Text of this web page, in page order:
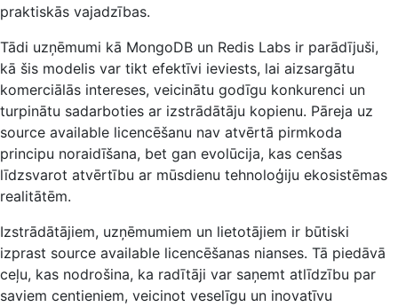
praktiskās vajadzības.
Tādi uzņēmumi kā MongoDB un Redis Labs ir parādījuši,
kā šis modelis var tikt efektīvi ieviests, lai aizsargātu
komerciālās intereses, veicinātu godīgu konkurenci un
turpinātu sadarboties ar izstrādātāju kopienu. Pāreja uz
source available licencēšanu nav atvērtā pirmkoda
principu noraidīšana, bet gan evolūcija, kas cenšas
līdzsvarot atvērtību ar mūsdienu tehnoloģiju ekosistēmas
realitātēm.
Izstrādātājiem, uzņēmumiem un lietotājiem ir būtiski
izprast source available licencēšanas nianses. Tā piedāvā
ceļu, kas nodrošina, ka radītāji var saņemt atlīdzību par
saviem centieniem, veicinot veselīgu un inovatīvu